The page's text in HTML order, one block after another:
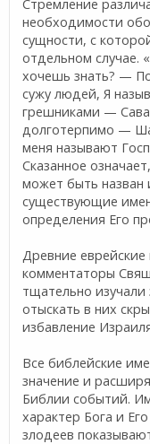
Стремление
необходимости
сущности, с
отдельном случае.
хочешь знать? —
сужу людей, Я
грешниками —
долготерпимо —
меня называют
Сказанное
может быть назван
существующие
определения Его
Древние
комментаторы
тщательно изучали
отыскать в них
избавление
Все библейские
значение и
Библии событий.
характер Бога и
злодеев